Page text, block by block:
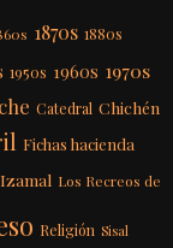
1870s 1880s
1950s 1960s 1970s
Catedral Chichén
Fichas hacienda
Izamal Los Recreos de
Religión Sisal